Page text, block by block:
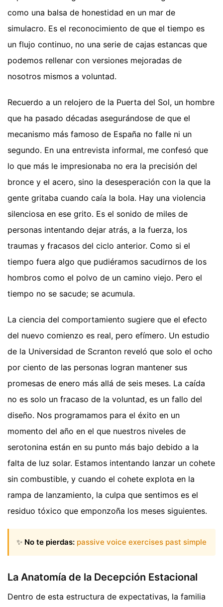
como una balsa de honestidad en un mar de
simulacro. Es el reconocimiento de que el tiempo es
un flujo continuo, no una serie de cajas estancas que
podemos rellenar con versiones mejoradas de
nosotros mismos a voluntad.
Recuerdo a un relojero de la Puerta del Sol, un hombre
que ha pasado décadas asegurándose de que el
mecanismo más famoso de España no falle ni un
segundo. En una entrevista informal, me confesó que
lo que más le impresionaba no era la precisión del
bronce y el acero, sino la desesperación con la que la
gente gritaba cuando caía la bola. Hay una violencia
silenciosa en ese grito. Es el sonido de miles de
personas intentando dejar atrás, a la fuerza, los
traumas y fracasos del ciclo anterior. Como si el
tiempo fuera algo que pudiéramos sacudirnos de los
hombros como el polvo de un camino viejo. Pero el
tiempo no se sacude; se acumula.
La ciencia del comportamiento sugiere que el efecto
del nuevo comienzo es real, pero efímero. Un estudio
de la Universidad de Scranton reveló que solo el ocho
por ciento de las personas logran mantener sus
promesas de enero más allá de seis meses. La caída
no es solo un fracaso de la voluntad, es un fallo del
diseño. Nos programamos para el éxito en un
momento del año en el que nuestros niveles de
serotonina están en su punto más bajo debido a la
falta de luz solar. Estamos intentando lanzar un cohete
sin combustible, y cuando el cohete explota en la
rampa de lanzamiento, la culpa que sentimos es el
residuo tóxico que emponzoña los meses siguientes.
✨ No te pierdas: passive voice exercises past simple
La Anatomía de la Decepción Estacional
Dentro de esta estructura de expectativas, la familia